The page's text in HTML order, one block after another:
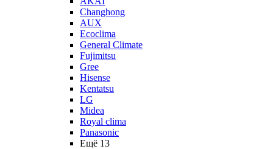
Changhong
AUX
Ecoclima
General Climate
Fujimitsu
Gree
Hisense
Kentatsu
LG
Midea
Royal clima
Panasonic
Ещё 13